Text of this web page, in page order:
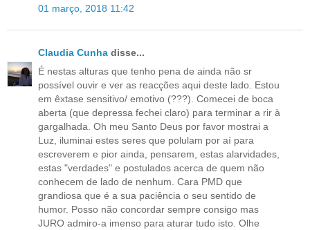
01 março, 2018 11:42
Claudia Cunha disse...
É nestas alturas que tenho pena de ainda não sr
possível ouvir e ver as reacções aqui deste lado. Estou
em êxtase sensitivo/ emotivo (???). Comecei de boca
aberta (que depressa fechei claro) para terminar a rir à
gargalhada. Oh meu Santo Deus por favor mostrai a
Luz, iluminai estes seres que polulam por aí para
escreverem e pior ainda, pensarem, estas alarvidades,
estas "verdades" e postulados acerca de quem não
conhecem de lado de nenhum. Cara PMD que
grandiosa que é a sua paciência o seu sentido de
humor. Posso não concordar sempre consigo mas
JURO admiro-a imenso para aturar tudo isto. Olhe